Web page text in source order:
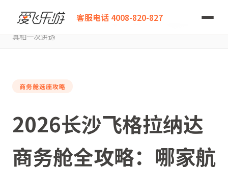
客服电话 4008-820-827
爱飞乐游
2026长沙飞格拉纳达商务舱全攻略：哪家航司坐得最舒服？座位
真相一次讲透
商务舱选座攻略
2026长沙飞格拉纳达
商务舱全攻略：哪家航